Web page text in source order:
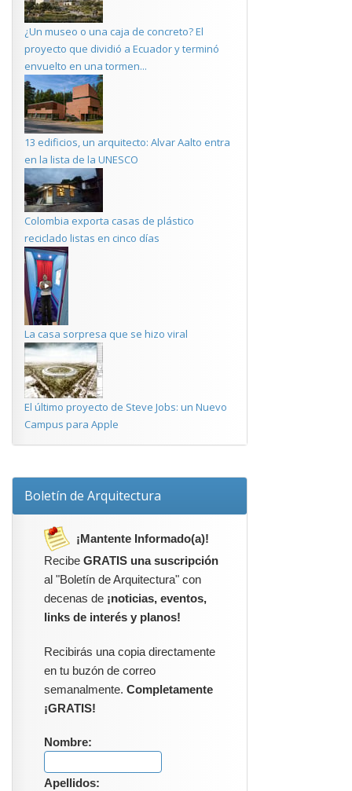
¿Un museo o una caja de concreto? El
proyecto que dividió a Ecuador y terminó
envuelto en una tormen...
13 edificios, un arquitecto: Alvar Aalto entra
en la lista de la UNESCO
Colombia exporta casas de plástico
reciclado listas en cinco días
La casa sorpresa que se hizo viral
El último proyecto de Steve Jobs: un Nuevo
Campus para Apple
Boletín de Arquitectura
¡Mantente Informado(a)!
Recibe GRATIS una suscripción
al "Boletín de Arquitectura" con
decenas de ¡noticias, eventos,
links de interés y planos!
Recibirás una copia directamente
en tu buzón de correo
semanalmente. Completamente
¡GRATIS!
Nombre:
Apellidos: